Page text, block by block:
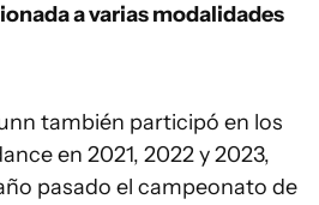
a varias modalidades
también participó en los
en 2021, 2022 y 2023,
pasado el campeonato de